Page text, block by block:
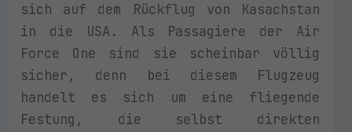
sich auf dem Rückflug von Kasachstan
in die USA. Als Passagiere der Air
Force One sind sie scheinbar völlig
sicher, denn bei diesem Flugzeug
handelt es sich um eine fliegende
Festung, die selbst direkten